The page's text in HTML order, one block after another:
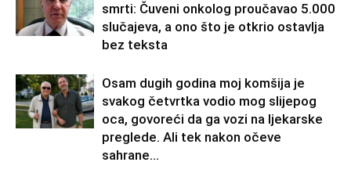
smrti: Čuveni onkolog proučavao 5.000
slučajeva, a ono što je otkrio ostavlja
bez teksta
Osam dugih godina moj komšija je
svakog četvrtka vodio mog slijepog
oca, govoreći da ga vozi na ljekarske
preglede. Ali tek nakon očeve
sahrane...